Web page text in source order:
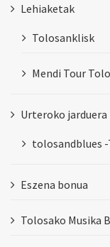
Lehiaketak
Tolosanklisk
Mendi Tour
Urteroko jarduera
tolosandblues
Eszena bonua
Tolosako Musika